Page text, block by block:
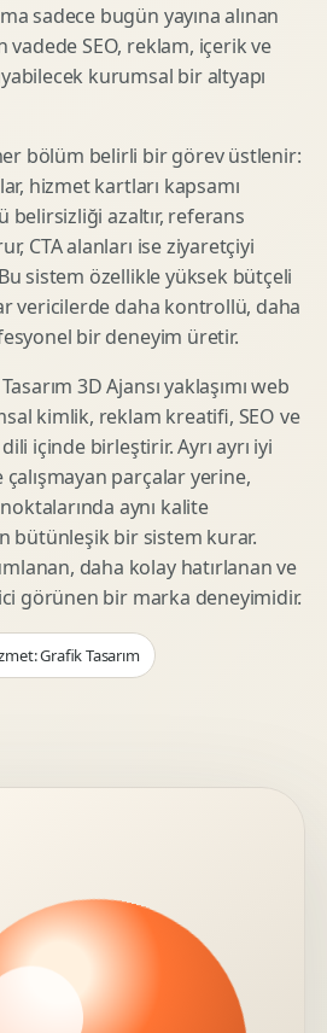
sadece bugün yayına alınan
vadede SEO, reklam, içerik ve
kurumsal bir altyapı
bölüm belirli bir görev üstlenir:
hizmet kartları kapsamı
belirsizliği azaltır, referans
CTA alanları ise ziyaretçiyi
sistem özellikle yüksek bütçeli
vericilerde daha kontrollü, daha
bir deneyim üretir.
3D Ajansı yaklaşımı web
kimlik, reklam kreatifi, SEO ve
içinde birleştirir. Ayrı ayrı iyi
parçalar yerine,
aynı kalite
bütünleşik bir sistem kurar.
daha kolay hatırlanan ve
görünen bir marka deneyimidir.
Grafik Tasarım